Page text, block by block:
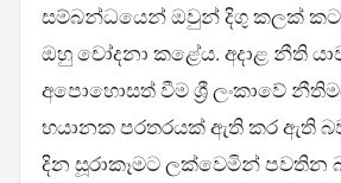
සම්බන්ධයෙන් ඔවුන් දිගු කලක්
ඔහු චෝදනා කළේය. අදාළ නීති
අපොහොසත් වීම ශ්‍රී ලංකාවේ
භයානක පරතරයක් ඇති කර ඇති
දින සූරාකෑමට ලක්වෙමින් පවතින